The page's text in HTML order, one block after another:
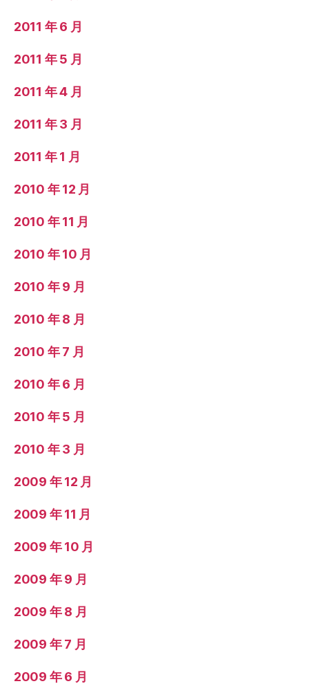
2011 年 6 月
2011 年 5 月
2011 年 4 月
2011 年 3 月
2011 年 1 月
2010 年 12 月
2010 年 11 月
2010 年 10 月
2010 年 9 月
2010 年 8 月
2010 年 7 月
2010 年 6 月
2010 年 5 月
2010 年 3 月
2009 年 12 月
2009 年 11 月
2009 年 10 月
2009 年 9 月
2009 年 8 月
2009 年 7 月
2009 年 6 月